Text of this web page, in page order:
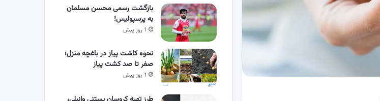
بازگشت رسمی محسن مسلمان
به پرسپولیس!
1 روز پیش
نحوه کاشت پیاز در باغچه منزل؛
صفر تا صد کشت پیاز
1 روز پیش